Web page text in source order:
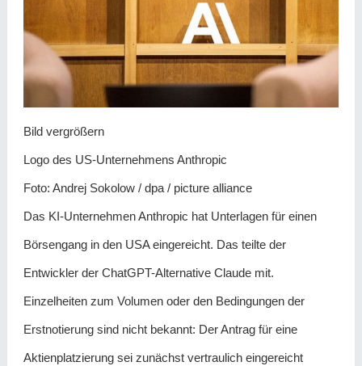
Bild vergrößern
Logo des US-Unternehmens Anthropic
Foto: Andrej Sokolow / dpa / picture alliance
Das KI-Unternehmen Anthropic hat Unterlagen für einen
Börsengang in den USA eingereicht. Das teilte der ​
Entwickler der ChatGPT-Alternative Claude mit.
Einzelheiten zum Volumen oder den Bedingungen der
Erstnotierung ‌sind nicht bekannt: Der Antrag für eine
Aktienplatzierung sei zunächst vertraulich eingereicht